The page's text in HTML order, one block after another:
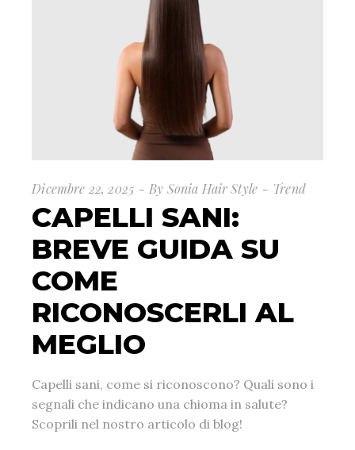
Dicembre 22, 2025 By Sonia Hair Style Trend
CAPELLI SANI:
BREVE GUIDA SU
COME
RICONOSCERLI AL
MEGLIO
Capelli sani, come si riconoscono? Quali sono i
segnali che indicano una chioma in salute?
Scoprili nel nostro articolo di blog!